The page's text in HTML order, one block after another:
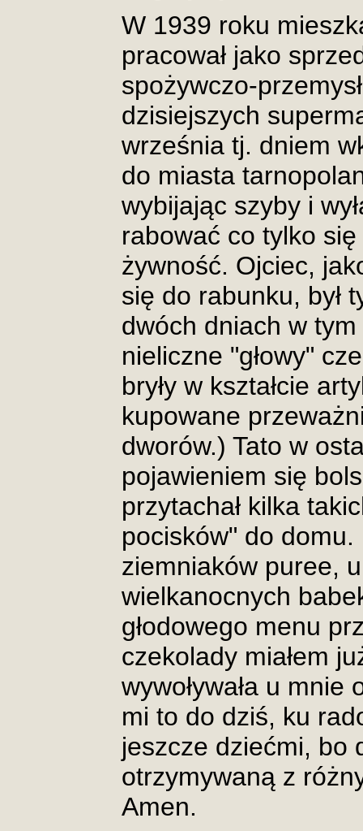
W 1939 roku
pracował jako
spożywczo-
dzisiejszych
września tj. dniem
do miasta
wybijając szyby i
rabować co tylko
żywność. Ojciec,
się do rabunku, był
dwóch dniach w
nieliczne "głowy"
bryły w kształcie
kupowane
dworów.) Tato w
pojawieniem się
przytachał kilka
pocisków" do domu.
ziemniaków puree,
wielkanocnych
głodowego menu
czekolady miałem
wywoływała u mnie
mi to do dziś, ku
jeszcze dziećmi, bo
otrzymywaną z
Amen.